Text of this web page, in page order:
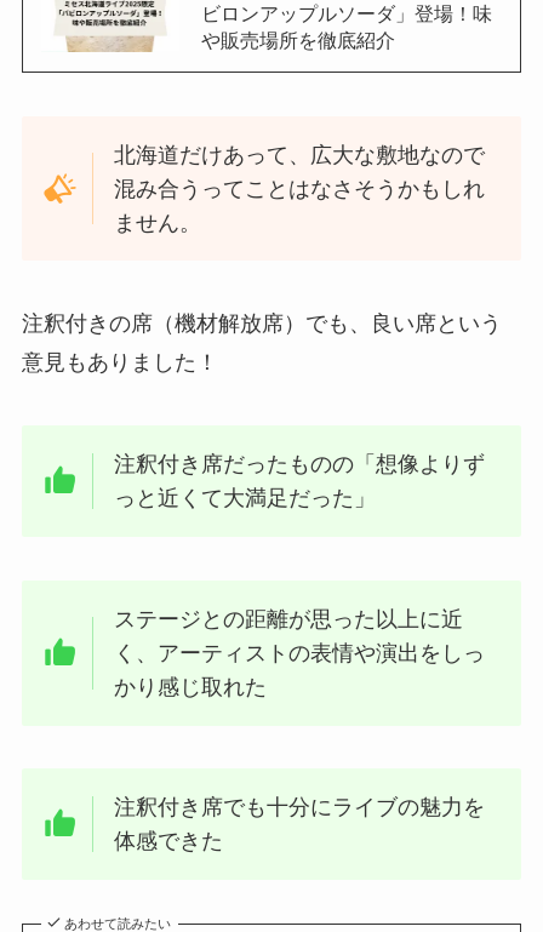
ビロンアップルソーダ」登場！味
や販売場所を徹底紹介
北海道だけあって、広大な敷地なので
混み合うってことはなさそうかもしれ
ません。
注釈付きの席（機材解放席）でも、良い席という
意見もありました！
注釈付き席だったものの「想像よりず
っと近くて大満足だった」
ステージとの距離が思った以上に近
く、アーティストの表情や演出をしっ
かり感じ取れた
注釈付き席でも十分にライブの魅力を
体感できた
あわせて読みたい